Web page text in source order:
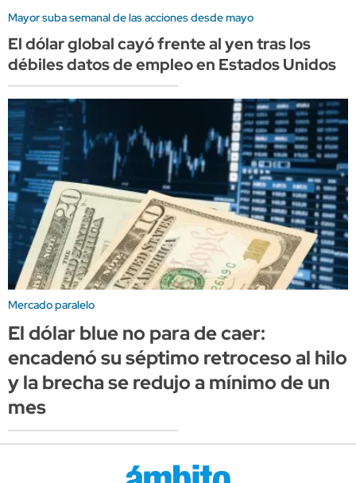
Mayor suba semanal de las acciones desde mayo
El dólar global cayó frente al yen tras los
débiles datos de empleo en Estados Unidos
Mercado paralelo
El dólar blue no para de caer:
encadenó su séptimo retroceso al hilo
y la brecha se redujo a mínimo de un
mes